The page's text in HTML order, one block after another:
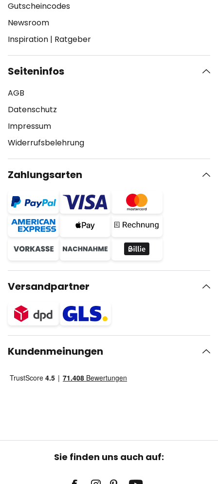
Gutscheincodes
Newsroom
Inspiration | Ratgeber
Seiteninfos
AGB
Datenschutz
Impressum
Widerrufsbelehrung
Zahlungsarten
Versandpartner
Kundenmeinungen
Sie finden uns auch auf: